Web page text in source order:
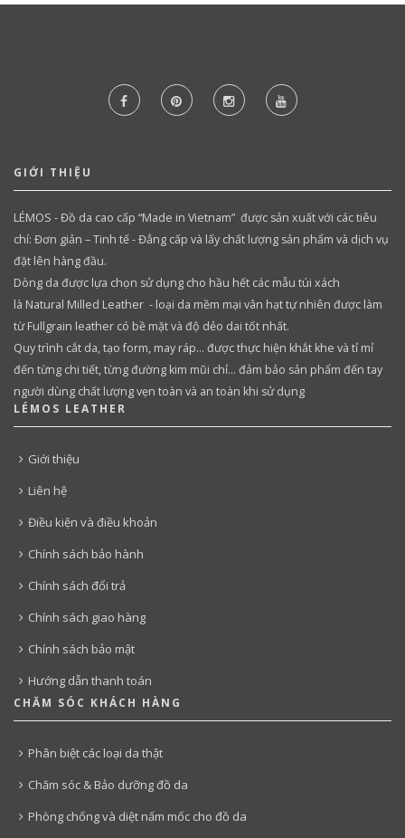
GIỚI THIỆU
LÉMOS - Đồ da cao cấp “Made in Vietnam” được sản xuất với các tiêu
chí: Đơn giản – Tinh tế - Đẳng cấp và lấy chất lượng sản phẩm và dịch vụ
đặt lên hàng đầu.
Dòng da được lựa chọn sử dụng cho hầu hết các mẫu túi xách
là Natural Milled Leather - loại da mềm mại vân hạt tự nhiên được làm
từ Fullgrain leather có bề mặt và độ dẻo dai tốt nhất.
Quy trình cắt da, tạo form, may ráp… được thực hiện khắt khe và tỉ mỉ
đến từng chi tiết, từng đường kim mũi chỉ… đảm bảo sản phẩm đến tay
người dùng chất lượng vẹn toàn và an toàn khi sử dụng
LÉMOS LEATHER
Giới thiệu
Liên hệ
Điều kiện và điều khoản
Chính sách bảo hành
Chính sách đổi trả
Chính sách giao hàng
Chính sách bảo mật
Hướng dẫn thanh toán
CHĂM SÓC KHÁCH HÀNG
Phân biệt các loại da thật
Chăm sóc & Bảo dưỡng đồ da
Phòng chống và diệt nấm mốc cho đồ da